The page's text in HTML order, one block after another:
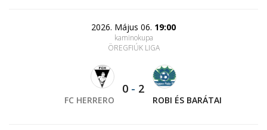
2026. Május 06. 19:00
kaminokupa
ÖREGFIÚK LIGA
FC HERRERO
0 - 2
ROBI ÉS BARÁTAI